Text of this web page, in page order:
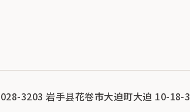
028-3203 岩手县花卷市大迫町大迫 10-18-3